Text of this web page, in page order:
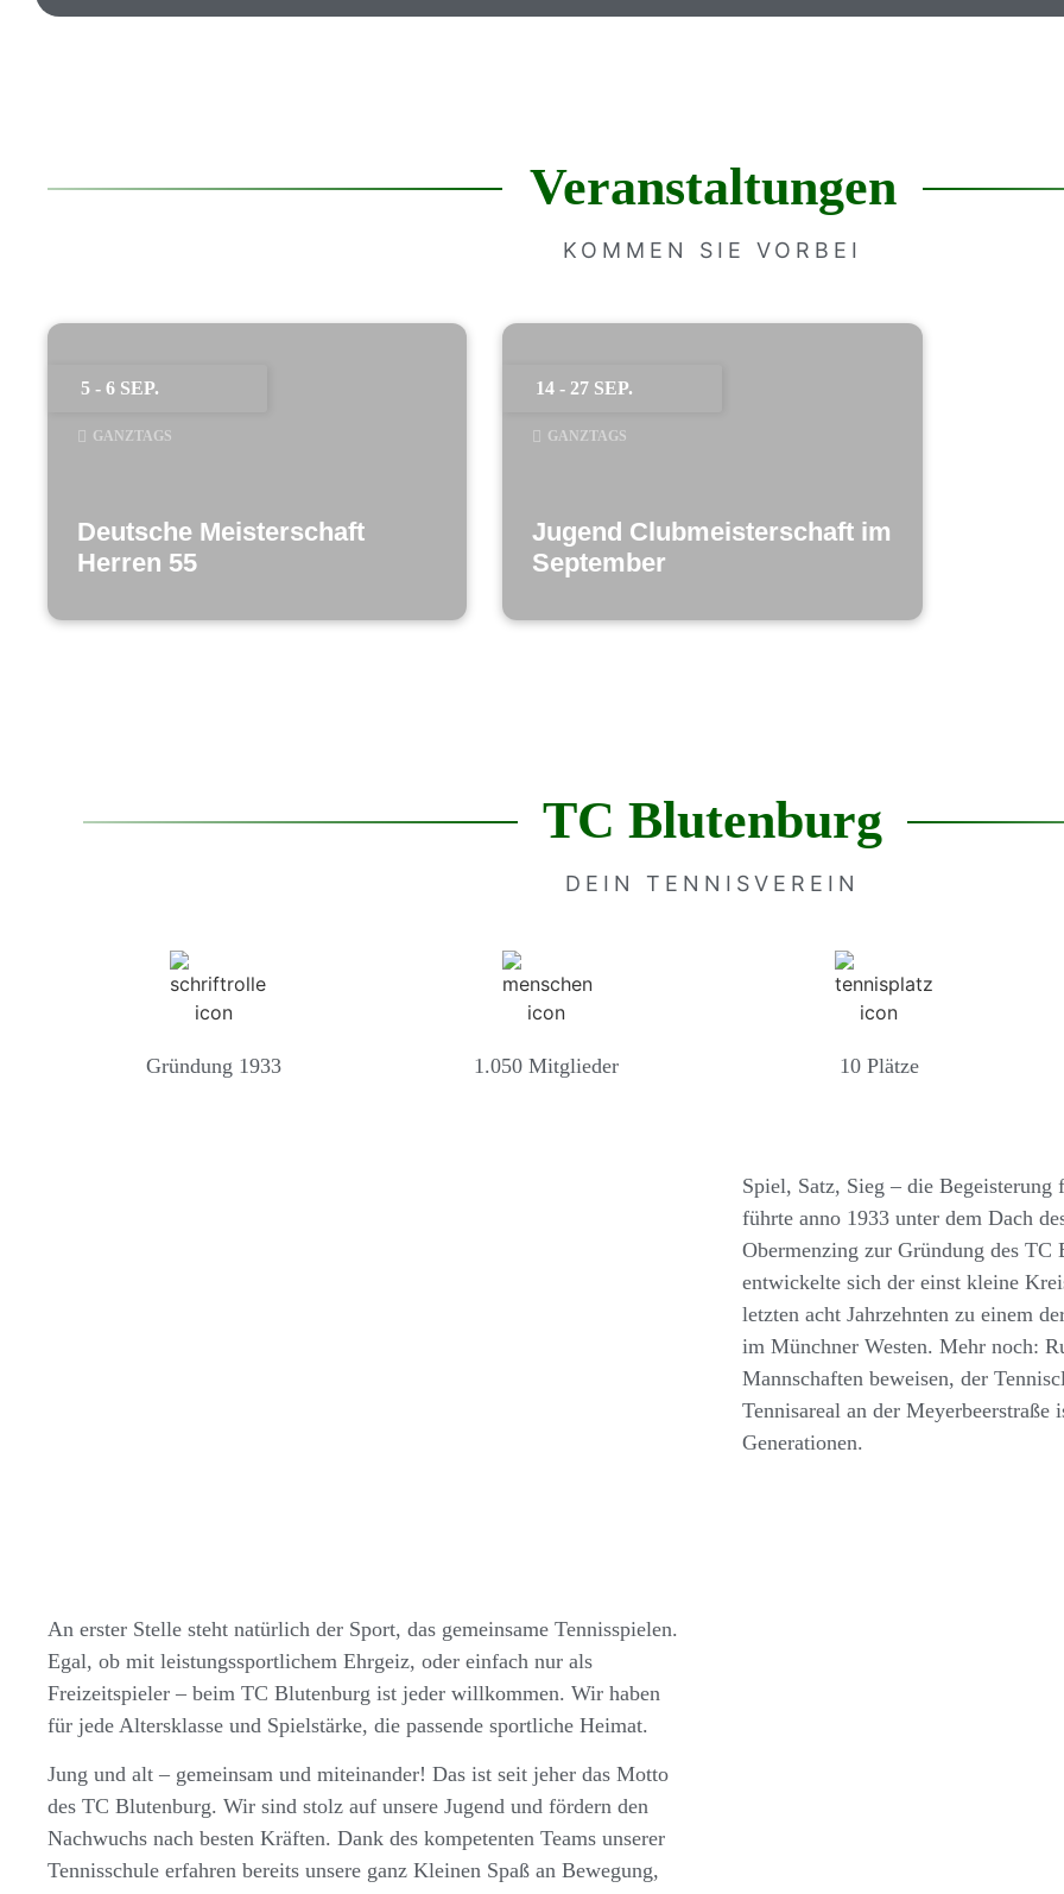
Veranstaltungen
KOMMEN SIE VORBEI
5 - 6 SEP.
GANZTAGS
Deutsche Meisterschaft
Herren 55
14 - 27 SEP.
GANZTAGS
Jugend Clubmeisterschaft im
September
TC Blutenburg
DEIN TENNISVEREIN
Gründung 1933 1.050 Mitglieder 10 Plätze
Spiel, Satz, Sieg – die Begeisterung
führte anno 1933 unter dem Dach
Obermenzing zur Gründung des
entwickelte sich der einst kleine
letzten acht Jahrzehnten zu einem
im Münchner Westen. Mehr noch:
Mannschaften beweisen, der
Tennisareal an der
Generationen.
An erster Stelle steht natürlich der Sport, das gemeinsame Tennisspielen.
Egal, ob mit leistungssportlichem Ehrgeiz, oder einfach nur als
Freizeitspieler – beim TC Blutenburg ist jeder willkommen. Wir haben
für jede Altersklasse und Spielstärke, die passende sportliche Heimat.
Jung und alt – gemeinsam und miteinander! Das ist seit jeher das Motto
des TC Blutenburg. Wir sind stolz auf unsere Jugend und fördern den
Nachwuchs nach besten Kräften. Dank des kompetenten Teams unserer
Tennisschule erfahren bereits unsere ganz Kleinen Spaß an Bewegung,